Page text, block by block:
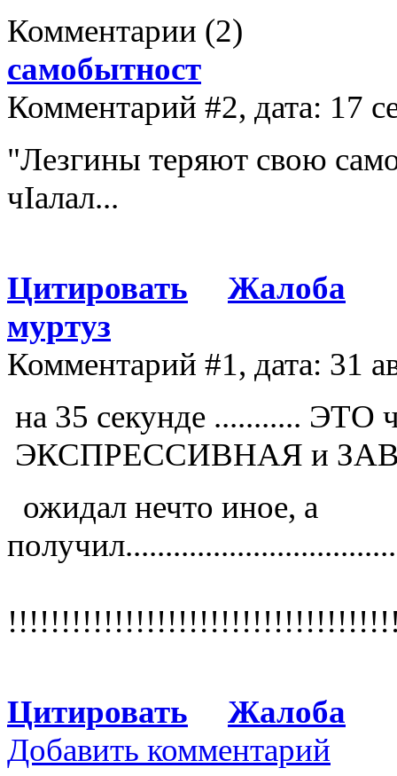
Комментарии (2)
самобытност
Комментарий #2, дата: 17
"Лезгины теряют свою
чIалал...
Цитировать
Жалоба
муртуз
Комментарий #1, дата: 31
на 35 секунде ...........
ЭКСПРЕССИВНАЯ и
ожидал нечто иное, а
Цитировать
Жалоба
Добавить комментарий